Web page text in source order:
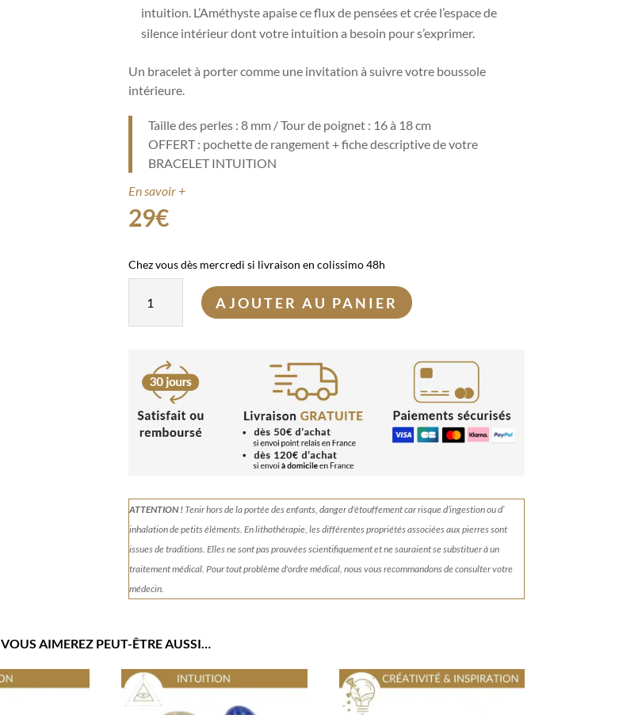
intuition. L’Améthyste apaise ce flux de pensées et crée l’espace de
silence intérieur dont votre intuition a besoin pour s’exprimer.
Un bracelet à porter comme une invitation à suivre votre boussole
intérieure.
Taille des perles : 8 mm / Tour de poignet : 16 à 18 cm
OFFERT : pochette de rangement + fiche descriptive de votre
BRACELET INTUITION
En savoir +
29€
Chez vous dès mercredi si livraison en colissimo 48h
Bracelet
AJOUTER AU PANIER
ATTENTION !Tenirhors de la portée des enfants, danger d'étouffement car risque d’ingestion ou d’
inhalation de petits éléments.En lithothérapie, les différentes propriétés associées aux pierres sont
issues de traditions. Elles ne sont pas prouvées scientifiquement et ne sauraient se substituer à un
traitement médical. Pour tout problème d'ordre médical, nous vous recommandons de consulter votre
médecin.
VOUS AIMEREZ PEUT-ÊTRE AUSSI…